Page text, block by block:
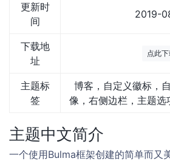
更新时
间
2019-
下载地
址
点此
主题标
签
博客，自定义徽标，
像，右侧边栏，主题
主题中文简介
一个使用Bulma框架创建的简单而又